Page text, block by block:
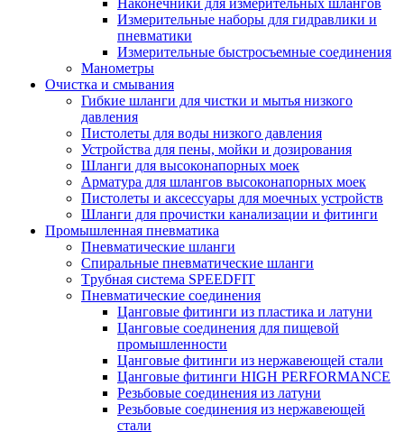
Наконечники для измерительных шлангов
Измерительные наборы для гидравлики и
пневматики
Измерительные быстросъемные соединения
Манометры
Очистка и смывания
Гибкие шланги для чистки и мытья низкого
давления
Пистолеты для воды низкого давления
Устройства для пены, мойки и дозирования
Шланги для высоконапорных моек
Арматура для шлангов высоконапорных моек
Пистолеты и аксессуары для моечных устройств
Шланги для прочистки канализации и фитинги
Промышленная пневматика
Пневматические шланги
Спиральные пневматические шланги
Tрубная система SPEEDFIT
Пневматические соединения
Цанговые фитинги из пластика и латуни
Цанговые соединения для пищевой
промышленности
Цанговые фитинги из нержавеющей стали
Цанговые фитинги HIGH PERFORMANCE
Резьбовые соединения из латуни
Резьбовые соединения из нержавеющей
стали